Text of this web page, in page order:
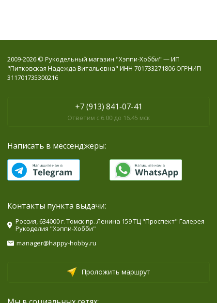
2009-2026 © Рукодельный магазин "Хэппи-Хобби" — ИП
"Питковская Надежда Витальевна" ИНН 701733271806 ОГРНИП
311701735300216
+7 (913) 841-07-41
Ответим с 6.00 до 16.45 мск
Написать в мессенджеры:
Контакты пункта выдачи:
Россия, 634000 г. Томск пр. Ленина 159 ТЦ "Проспект" Галерея
Рукоделия "Хэппи-Хобби"
manager@happy-hobby.ru
Проложить маршрут